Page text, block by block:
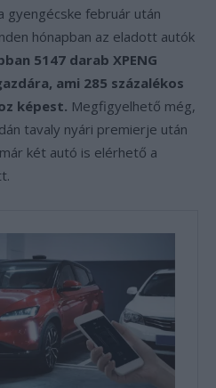
gyengécske február után
hónapban az eladott autók
5147 darab XPENG
ami 285 százalékos
képest. Megfigyelhető még,
tavaly nyári premierje után
két autó is elérhető a